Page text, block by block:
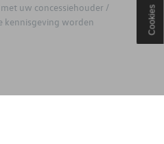
uw concessiehouder /
kennisgeving worden
Cookies